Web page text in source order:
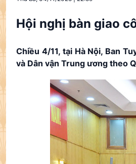
Hội nghị bàn giao
Chiều 4/11, tại Hà Nội, Ban
và Dân vận Trung ương theo